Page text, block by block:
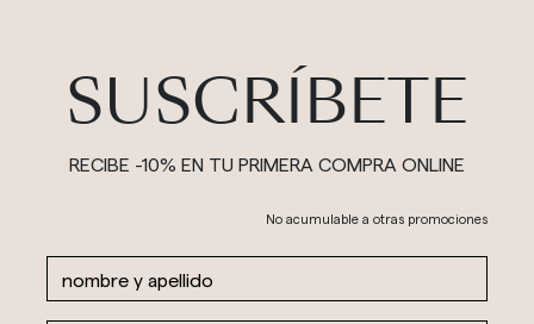
SUSCRÍBETE
RECIBE -10% EN TU PRIMERA COMPRA ONLINE
No acumulable a otras promociones